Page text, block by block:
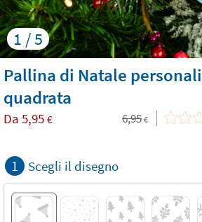
1 / 5
Pallina di Natale
quadrata
Da 5,95 € 6,95 €
1 Scegli il disegno